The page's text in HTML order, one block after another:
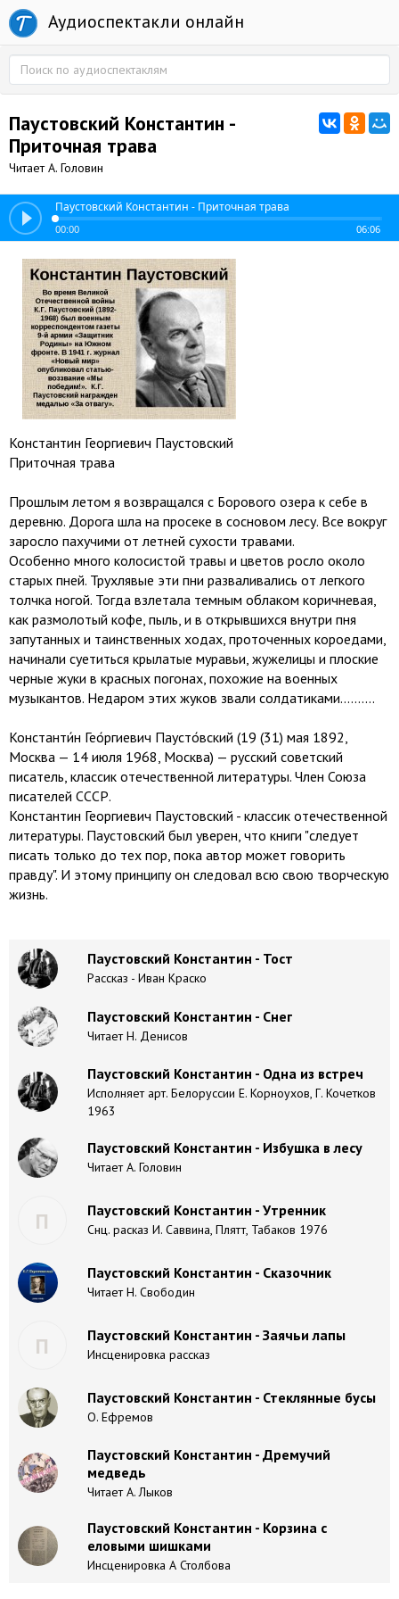
Аудиоспектакли онлайн
Паустовский Константин -
Приточная трава
Читает А. Головин
Паустовский Константин - Приточная трава
00:00 06:06
Константин Георгиевич Паустовский
Приточная трава
Прошлым летом я возвращался с Борового озера к себе в
деревню. Дорога шла на просеке в сосновом лесу. Все вокруг
заросло пахучими от летней сухости травами.
Особенно много колосистой травы и цветов росло около
старых пней. Трухлявые эти пни разваливались от легкого
толчка ногой. Тогда взлетала темным облаком коричневая,
как размолотый кофе, пыль, и в открывшихся внутри пня
запутанных и таинственных ходах, проточенных короедами,
начинали суетиться крылатые муравьи, жужелицы и плоские
черные жуки в красных погонах, похожие на военных
музыкантов. Недаром этих жуков звали солдатиками..........
Константи́н Гео́ргиевич Паусто́вский (19 (31) мая 1892,
Москва — 14 июля 1968, Москва) — русский советский
писатель, классик отечественной литературы. Член Союза
писателей СССР.
Константин Георгиевич Паустовский - классик отечественной
литературы. Паустовский был уверен, что книги "следует
писать только до тех пор, пока автор может говорить
правду". И этому принципу он следовал всю свою творческую
жизнь.
Паустовский Константин - Тост
Рассказ - Иван Краско
Паустовский Константин - Снег
Читает Н. Денисов
Паустовский Константин - Одна из встреч
Исполняет арт. Белоруссии Е. Корноухов, Г. Кочетков
1963
Паустовский Константин - Избушка в лесу
Читает А. Головин
П Паустовский Константин - Утренник
Снц. расказ И. Саввина, Плятт, Табаков 1976
Паустовский Константин - Сказочник
Читает Н. Свободин
П Паустовский Константин - Заячьи лапы
Инсценировка рассказ
Паустовский Константин - Стеклянные бусы
О. Ефремов
Паустовский Константин - Дремучий
медведь
Читает А. Лыков
Паустовский Константин - Корзина с
еловыми шишками
Инсценировка А Столбова